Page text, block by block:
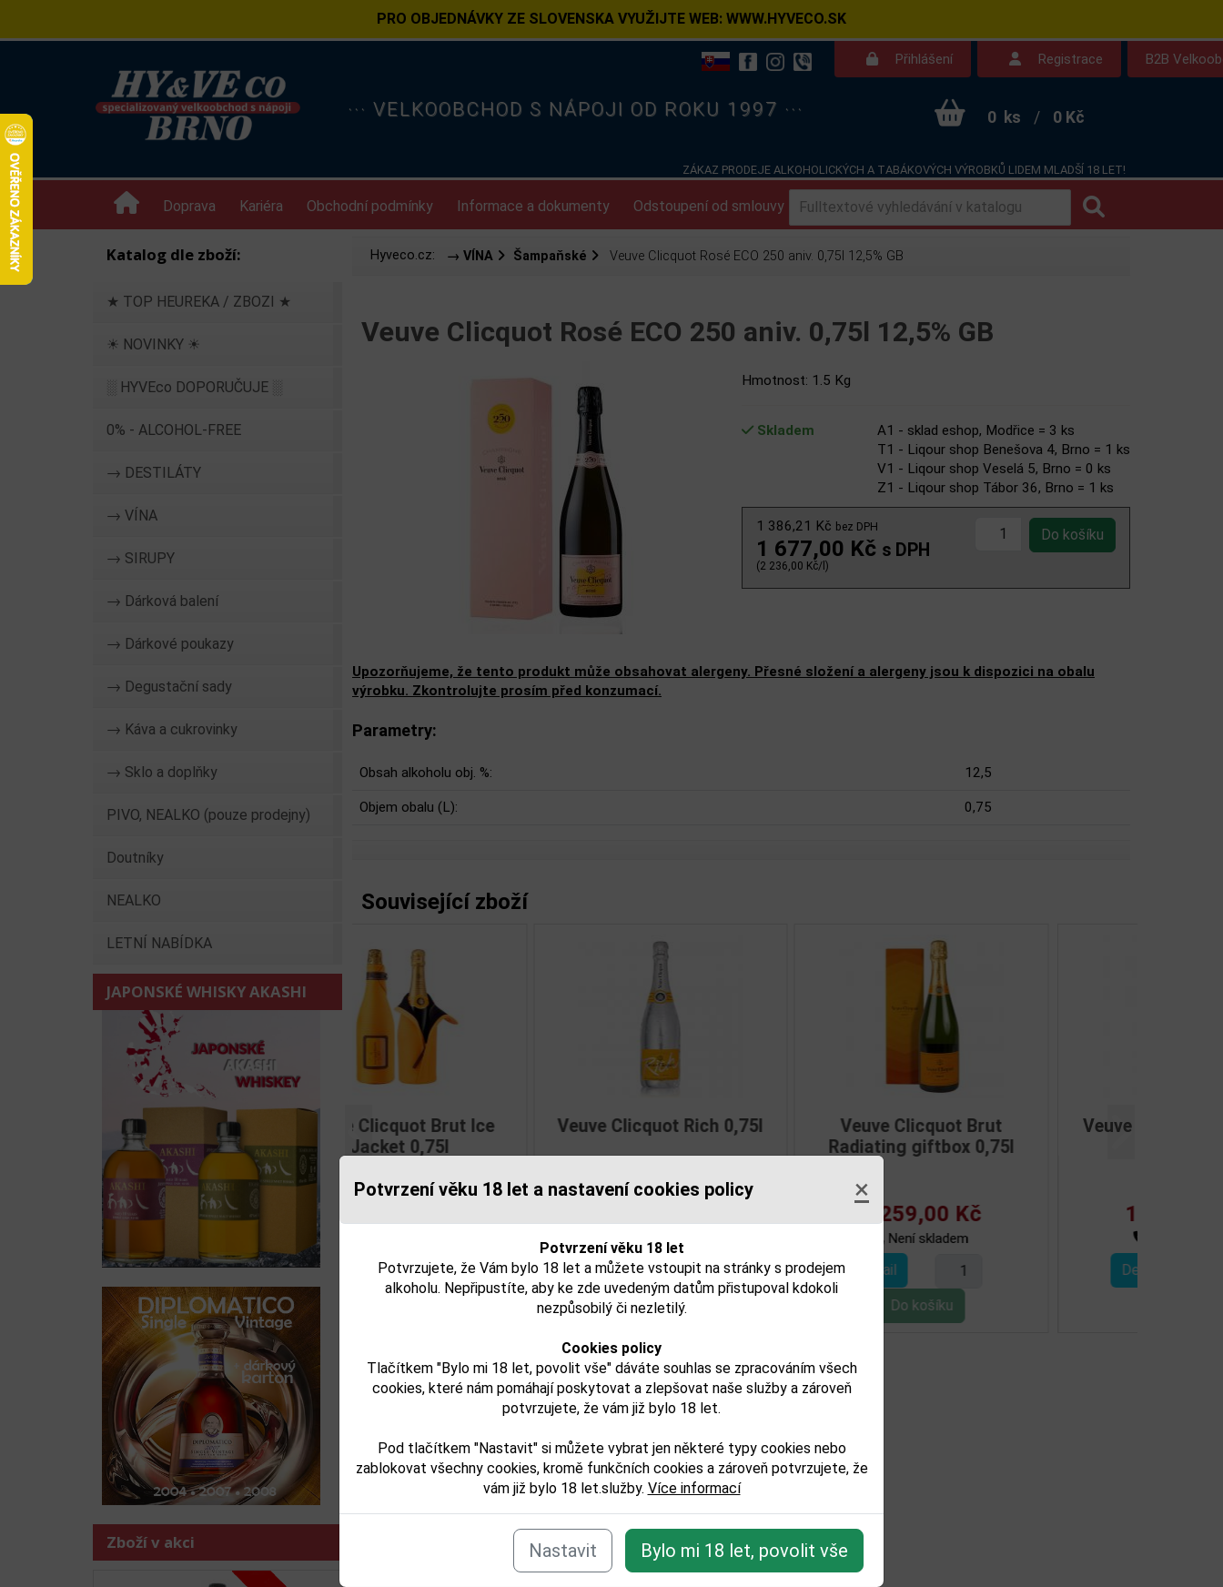
Potvrzení věku 18 let a nastavení cookies policy ×
Potvrzení věku 18 let
Potvrzujete, že Vám bylo 18 let a můžete vstoupit na stránky s prodejem
alkoholu. Nepřipustíte, aby ke zde uvedeným datům přistupoval kdokoli
nezpůsobilý či nezletilý.
Cookies policy
Tlačítkem "Bylo mi 18 let, povolit vše" dáváte souhlas se zpracováním všech
cookies, které nám pomáhají poskytovat a zlepšovat naše služby a zároveň
potvrzujete, že vám již bylo 18 let.
Pod tlačítkem "Nastavit" si můžete vybrat jen některé typy cookies nebo
zablokovat všechny cookies, kromě funkčních cookies a zároveň potvrzujete, že
vám již bylo 18 let.služby. Více informací
Nastavit Bylo mi 18 let, povolit vše
PRO OBJEDNÁVKY ZE SLOVENSKA VYUŽIJTE WEB: WWW.HYVECO.SK
Přihlášení Registrace B2B
··· VELKOOBCHOD S NÁPOJI OD ROKU 1997 ··· 0 ks / 0 Kč
ZÁKAZ PRODEJE ALKOHOLICKÝCH A TABÁKOVÝCH VÝROBKŮ LIDEM MLADŠÍ 18 LET!
Doprava Kariéra Obchodní podmínky Informace a dokumenty Odstoupení od smlouvy Kontakt Dotazy
Katalog dle zboží:
★ TOP HEUREKA / ZBOZI ★
☀ NOVINKY ☀
░ HYVEco DOPORUČUJE ░
0% - ALCOHOL-FREE
→ DESTILÁTY
→ VÍNA
→ SIRUPY
→ Dárková balení
→ Dárkové poukazy
→ Degustační sady
→ Káva a cukrovinky
→ Sklo a doplňky
PIVO, NEALKO (pouze prodejny)
Doutníky
NEALKO
LETNÍ NABÍDKA
JAPONSKÉ WHISKY AKASHI
Zboží v akci
Hyveco.cz: → VÍNA Šampaňské Veuve Clicquot Rosé ECO 250 aniv. 0,75l 12,5% GB
Veuve Clicquot Rosé ECO 250 aniv. 0,75l 12,5% GB
Hmotnost: 1.5 Kg
Skladem
A1 - sklad eshop, Modřice = 3 ks
T1 - Liqour shop Benešova 4, Brno = 1 ks
V1 - Liqour shop Veselá 5, Brno = 0 ks
Z1 - Liqour shop Tábor 36, Brno = 1 ks
1 386,21 Kč bez DPH
1 677,00 Kč s DPH
(2 236,00 Kč/l)
Upozorňujeme, že tento produkt může obsahovat alergeny. Přesné složení a alergeny jsou k dispozici na obalu
výrobku. Zkontrolujte prosím před konzumací.
Parametry:
Obsah alkoholu obj. %: 12,5
Objem obalu (L): 0,75
Související zboží
Veuve Clicquot Demi-Sec
Detail
Veuve Clicquot La Grande
Detail
Veuve Clicquot La Grande
Dame 2008 0,75l
3 399,00 Kč
Není skladem
Detail
Předchozí
Zboží je zařazeno v těchto kategoriích:
Zpět